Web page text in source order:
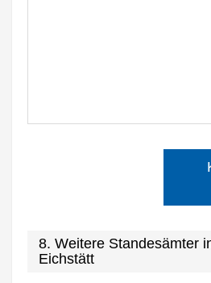
8. Weitere Standesämter
Eichstätt